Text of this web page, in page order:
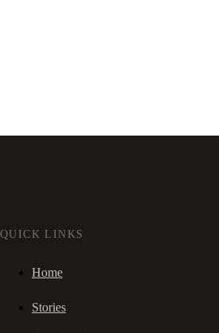
QUICK LINKS
Home
Stories